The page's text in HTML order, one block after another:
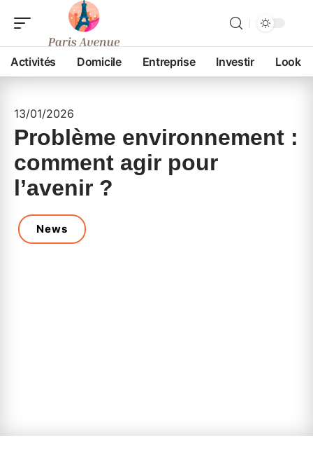
Activités Domicile Entreprise Investir Look
13/01/2026
Problème environnement :
comment agir pour
l’avenir ?
News